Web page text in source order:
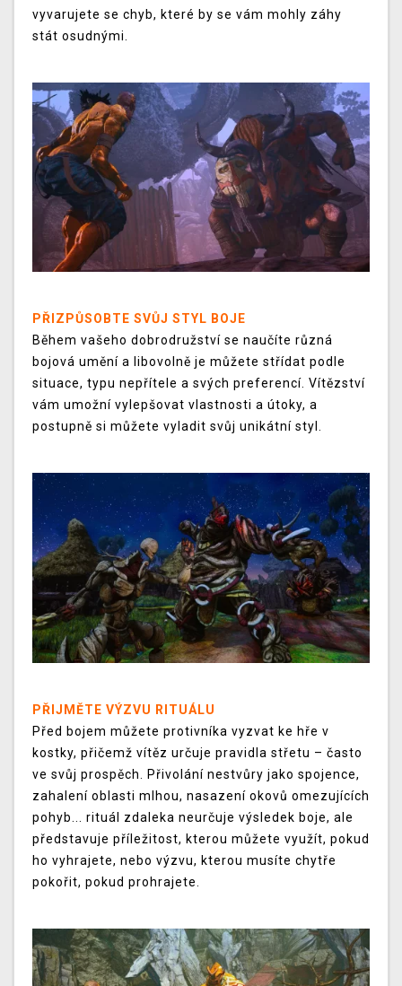
vyvarujete se chyb, které by se vám mohly záhy
stát osudnými.
PŘIZPŮSOBTE SVŮJ STYL BOJE
Během vašeho dobrodružství se naučíte různá
bojová umění a libovolně je můžete střídat podle
situace, typu nepřítele a svých preferencí. Vítězství
vám umožní vylepšovat vlastnosti a útoky, a
postupně si můžete vyladit svůj unikátní styl.
PŘIJMĚTE VÝZVU RITUÁLU
Před bojem můžete protivníka vyzvat ke hře v
kostky, přičemž vítěz určuje pravidla střetu – často
ve svůj prospěch. Přivolání nestvůry jako spojence,
zahalení oblasti mlhou, nasazení okovů omezujících
pohyb... rituál zdaleka neurčuje výsledek boje, ale
představuje příležitost, kterou můžete využít, pokud
ho vyhrajete, nebo výzvu, kterou musíte chytře
pokořit, pokud prohrajete.